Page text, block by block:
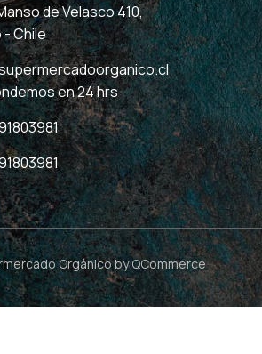
de Velasco 410,
- Chile
en 24 hrs
Orgánicoby QCommerce